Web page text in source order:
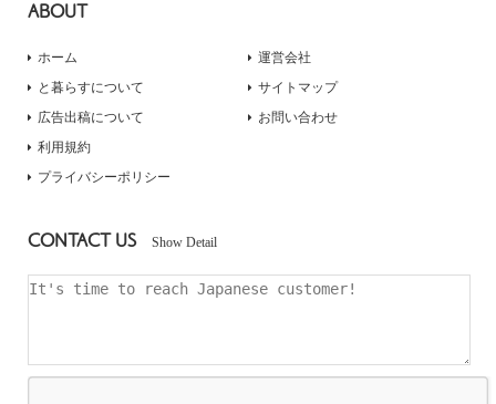
ABOUT
ホーム
と暮らすについて
広告出稿について
運営会社
サイトマップ
お問い合わせ
利用規約
プライバシーポリシー
CONTACT US Show Detail